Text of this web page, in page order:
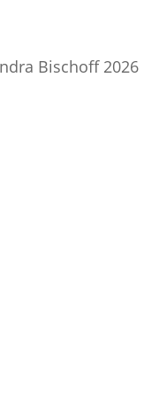
Bischoff 2026